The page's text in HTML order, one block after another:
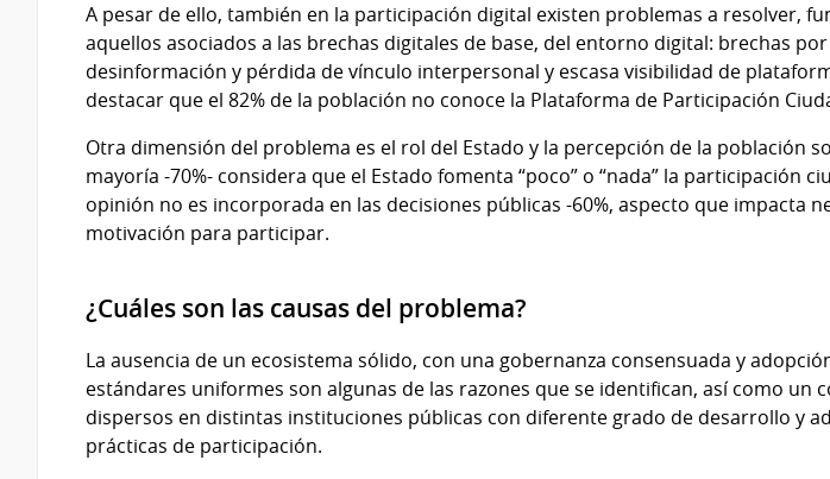
A pesar de ello, también en la participación digital existen problemas a resolver,
aquellos asociados a las brechas digitales de base, del entorno digital: brechas
desinformación y pérdida de vínculo interpersonal y escasa visibilidad de
destacar que el 82% de la población no conoce la Plataforma de Participación
Otra dimensión del problema es el rol del Estado y la percepción de la población
mayoría -70%- considera que el Estado fomenta “poco” o “nada” la participación
opinión no es incorporada en las decisiones públicas -60%, aspecto que impacta
motivación para participar.
¿Cuáles son las causas del problema?
La ausencia de un ecosistema sólido, con una gobernanza consensuada y
estándares uniformes son algunas de las razones que se identifican, así como un
dispersos en distintas instituciones públicas con diferente grado de desarrollo y
prácticas de participación.